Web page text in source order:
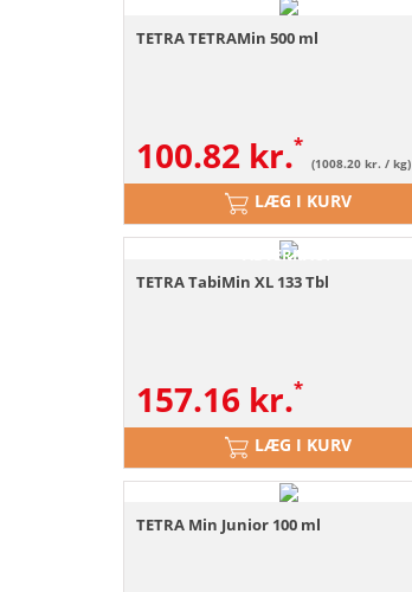
TETRA TETRAMin 500 ml
100.82 kr. (1008.20 kr. / kg)
LÆG I KURV
TETRA TabiMin XL 133 Tbl
157.16 kr.
ABVERKAUF
LÆG I KURV
TETRA Min Junior 100 ml